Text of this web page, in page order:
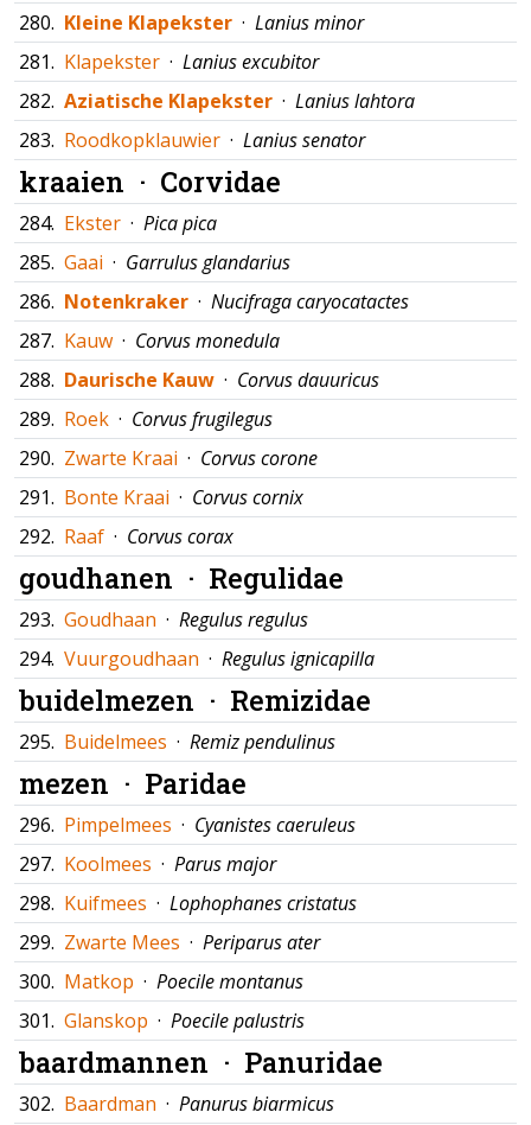
280. Kleine Klapekster · Lanius minor
281. Klapekster · Lanius excubitor
282. Aziatische Klapekster · Lanius lahtora
283. Roodkopklauwier · Lanius senator
kraaien · Corvidae
284. Ekster · Pica pica
285. Gaai · Garrulus glandarius
286. Notenkraker · Nucifraga caryocatactes
287. Kauw · Corvus monedula
288. Daurische Kauw · Corvus dauuricus
289. Roek · Corvus frugilegus
290. Zwarte Kraai · Corvus corone
291. Bonte Kraai · Corvus cornix
292. Raaf · Corvus corax
goudhanen · Regulidae
293. Goudhaan · Regulus regulus
294. Vuurgoudhaan · Regulus ignicapilla
buidelmezen · Remizidae
295. Buidelmees · Remiz pendulinus
mezen · Paridae
296. Pimpelmees · Cyanistes caeruleus
297. Koolmees · Parus major
298. Kuifmees · Lophophanes cristatus
299. Zwarte Mees · Periparus ater
300. Matkop · Poecile montanus
301. Glanskop · Poecile palustris
baardmannen · Panuridae
302. Baardman · Panurus biarmicus